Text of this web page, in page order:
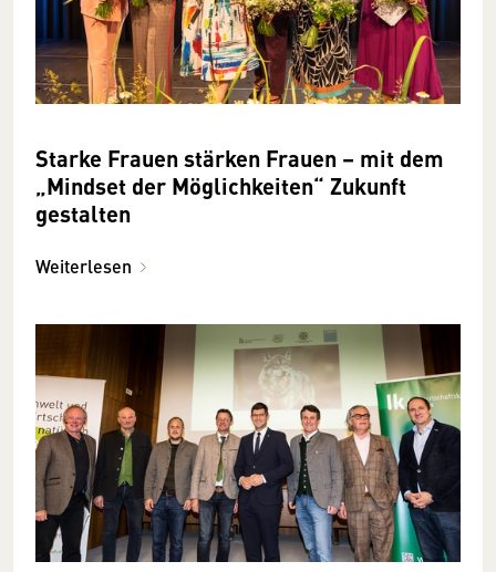
Starke Frauen stärken Frauen – mit dem
„Mindset der Möglichkeiten“ Zukunft
gestalten
Weiterlesen